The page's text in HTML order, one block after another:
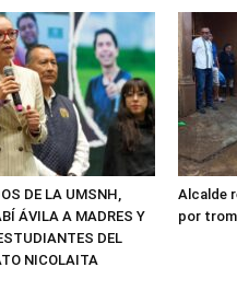
DE LA UMSNH,
ÁVILA A MADRES Y
DEL
NICOLAITA
Alcalde
por